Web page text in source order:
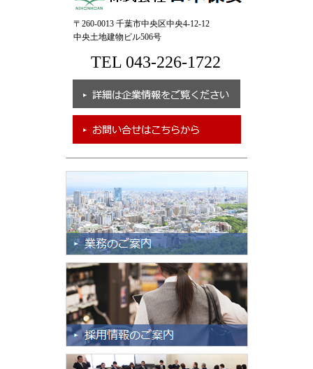
〒260-0013 千葉市中央区中央4-12-12
中央土地建物ビル506号
TEL 043-226-1722